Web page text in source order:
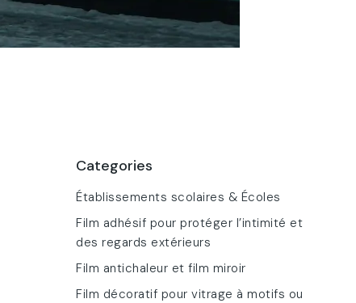
Categories
Établissements scolaires & Écoles
Film adhésif pour protéger l’intimité et
des regards extérieurs
Film antichaleur et film miroir
Film décoratif pour vitrage à motifs ou